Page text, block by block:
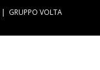
| GRUPPO VOLTA